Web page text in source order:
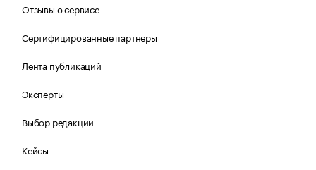
Отзывы о сервисе
Сертифицированные партнеры
Лента публикаций
Эксперты
Выбор редакции
Кейсы